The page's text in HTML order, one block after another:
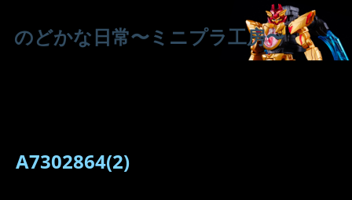
のどかな日常〜ミニプラ工房〜
A7302864(2)